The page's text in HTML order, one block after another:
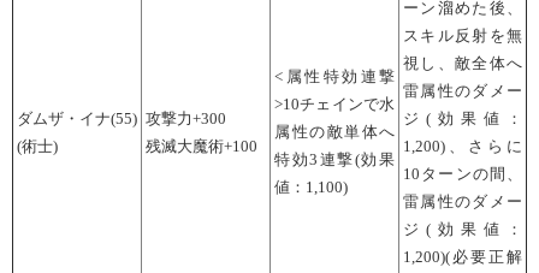
ダムザ・イナ(55)
(術士)
攻撃力+300
残滅大魔術+100
<属性特効連撃
>10チェインで水
属性の敵単体へ
特効3連撃(効果
値：1,100)
ーン溜めた後、
スキル反射を無
視し、敵全体へ
雷属性のダメー
ジ(効果値：
1,200)、さらに
10ターンの間、
雷属性のダメー
ジ(効果値：
1,200)(必要正解